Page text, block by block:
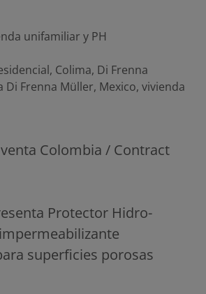
unifamiliar y PH
, Colima, Di Frenna
Di Frenna Müller, Mexico, vivienda
Colombia / Contract
Protector Hidro-
superficies porosas